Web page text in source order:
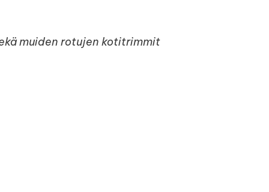
muiden rotujen kotitrimmit